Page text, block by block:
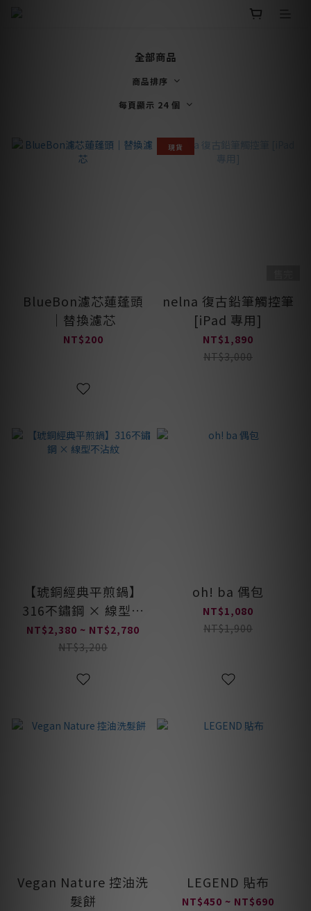
全部商品
商品排序
每頁顯示 24 個
BlueBon濾芯蓮蓬頭
｜替換濾芯
NT$200
現貨
nelna 復古鉛筆觸控筆
[iPad 專用]
NT$1,890
NT$3,000
【琥銅經典平煎鍋】
316不鏽鋼 × 線型不
沾紋
NT$2,380 ~ NT$2,780
NT$3,200
oh! ba 偶包
NT$1,080
NT$1,900
Vegan Nature 控油洗
髮餅
LEGEND 貼布
NT$450 ~ NT$690